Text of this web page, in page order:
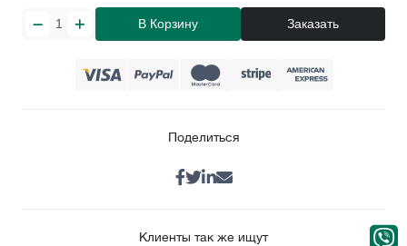
В Корзину Заказать
Поделиться
Клиенты так же ищут